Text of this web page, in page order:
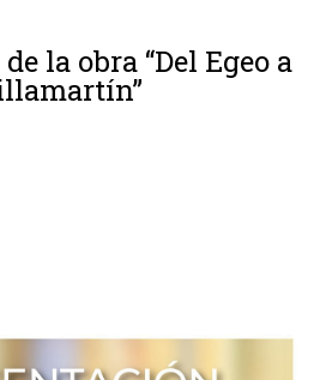
la obra “Del Egeo a